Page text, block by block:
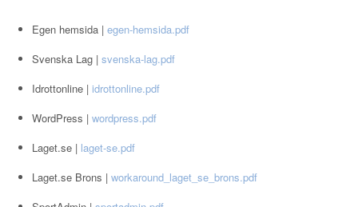
Egen hemsida | egen-hemsida.pdf
Svenska Lag | svenska-lag.pdf
Idrottonline | idrottonline.pdf
WordPress | wordpress.pdf
Laget.se | laget-se.pdf
Laget.se Brons | workaround_laget_se_brons.pdf